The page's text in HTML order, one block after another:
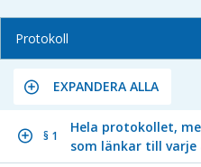
Protokoll
EXPANDERA ALLA
§ 1
Hela protokollet,
som länkar till varje